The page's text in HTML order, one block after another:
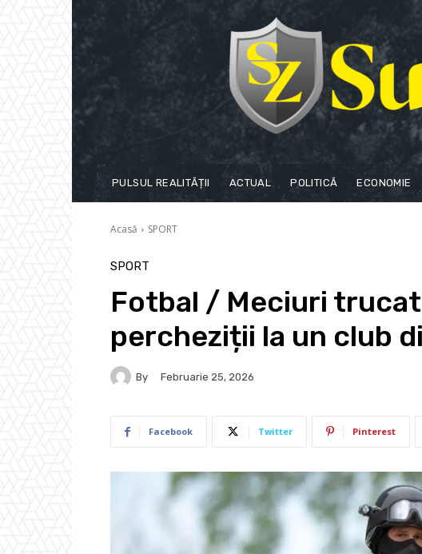
PULSUL REALITĂȚII ACTUAL POLITICĂ ECONOMIE
Acasă SPORT
SPORT
Fotbal / Meciuri
percheziții la un club
By Februarie 25, 2026
Facebook Twitter Pinterest